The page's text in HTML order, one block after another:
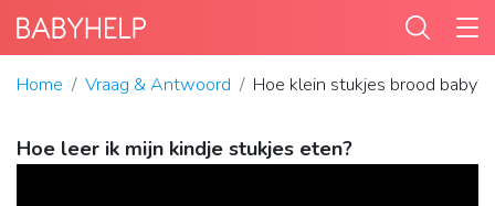
Home Vraag & Antwoord Hoe klein stukjes brood baby?
Hoe leer ik mijn kindje stukjes eten?